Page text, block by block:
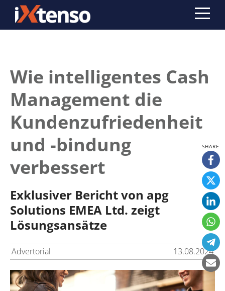
Wie intelligentes Cash
Management die
Kundenzufriedenheit
und -bindung
verbessert
Exklusiver Bericht von apg
Solutions EMEA Ltd. zeigt
Lösungsansätze
Advertorial 13.08.2024